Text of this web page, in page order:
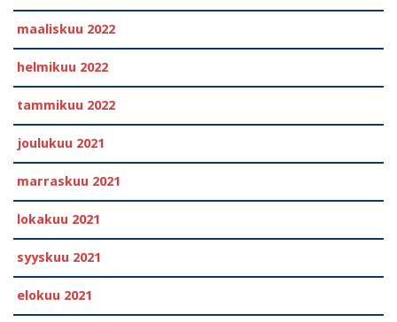
maaliskuu 2022
helmikuu 2022
tammikuu 2022
joulukuu 2021
marraskuu 2021
lokakuu 2021
syyskuu 2021
elokuu 2021